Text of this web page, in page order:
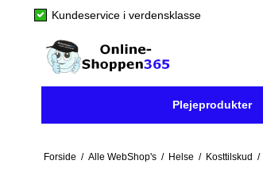
Kundeservice i verdensklasse
Plejeprodukter
Forside / Alle WebShop's / Helse / Kosttilskud /